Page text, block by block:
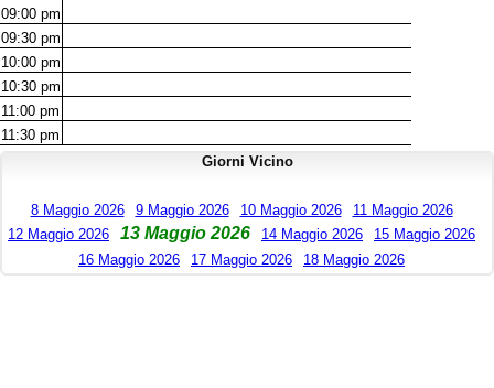
09:00 pm
09:30 pm
10:00 pm
10:30 pm
11:00 pm
11:30 pm
Giorni Vicino
8 Maggio 2026 9 Maggio 2026 10 Maggio 2026
11 Maggio 2026
12 Maggio 2026
13 Maggio 2026 14 Maggio 2026
15 Maggio 2026
16 Maggio 2026
17 Maggio 2026 18 Maggio 2026